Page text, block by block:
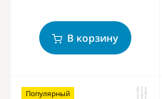
В корзину
Популярный